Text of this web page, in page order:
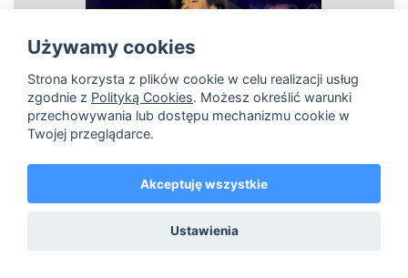
Używamy cookies
Strona korzysta z plików cookie w celu realizacji usług
zgodnie z Polityką Cookies. Możesz określić warunki
przechowywania lub dostępu mechanizmu cookie w
Twojej przeglądarce.
Akceptuję wszystkie
Ustawienia